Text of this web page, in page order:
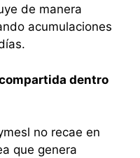
de manera
acumulaciones
dentro
no recae en
que genera